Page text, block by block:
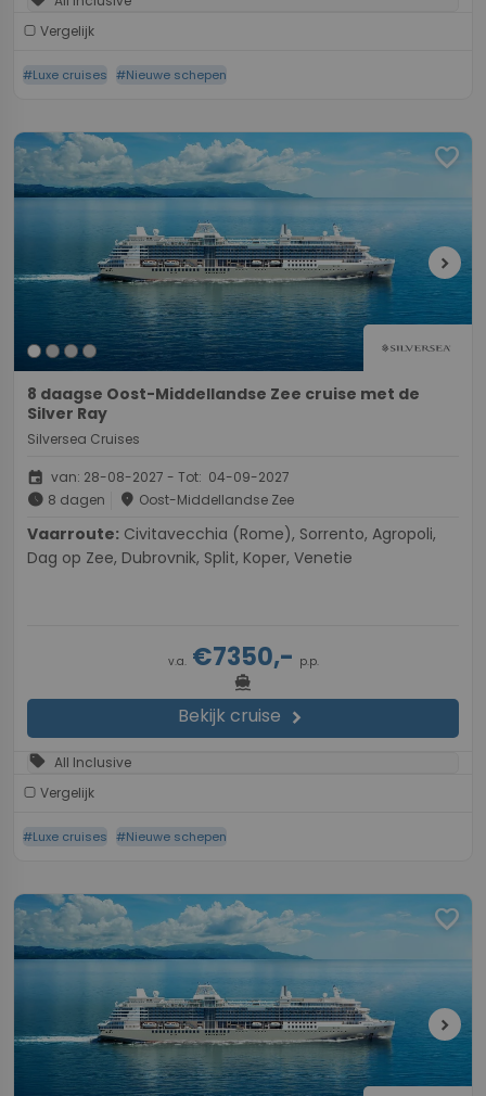
Vergelijk
#Luxe cruises #Nieuwe schepen
favorite
chevron_right
8 daagse Oost-Middellandse Zee cruise met de
Silver Ray
Silversea Cruises
event van: 28-08-2027 - Tot: 04-09-2027
schedule 8 dagen place Oost-Middellandse Zee
Vaarroute:
Dag op Zee, Dubrovnik, Split, Koper, Venetie
v.a.€7350,- p.p.
directions_boat
Bekijk cruise chevron_right
sell All Inclusive
Vergelijk
#Luxe cruises #Nieuwe schepen
favorite
chevron_right